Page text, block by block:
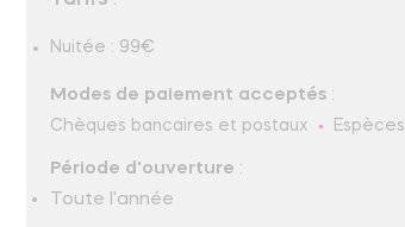
Nuitée : 99€
Modes de paiement acceptés :
Chèques bancaires et postaux Espèces
Période d'ouverture :
Toute l'année